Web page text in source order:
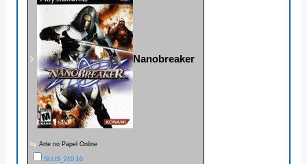
Nanobreaker
by Arte no Papel Online
SLUS_210.10